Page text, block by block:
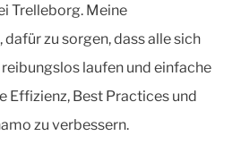
Trelleborg. Meine
zu sorgen, dass alle sich
laufen und einfache
Effizienz, Best Practices und
zu verbessern.